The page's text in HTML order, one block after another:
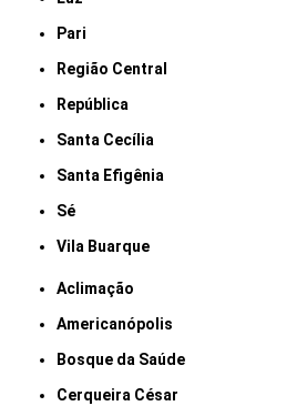
Pari
Região Central
República
Santa Cecília
Santa Efigênia
Sé
Vila Buarque
Aclimação
Americanópolis
Bosque da Saúde
Cerqueira César